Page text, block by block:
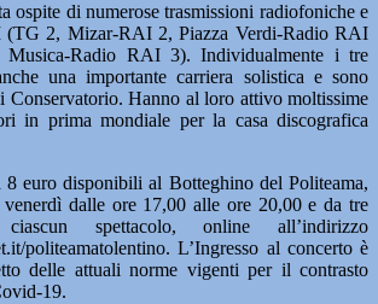
ospite di numerose trasmissioni radiofoniche e
(TG 2, Mizar-RAI 2, Piazza Verdi-Radio RAI
Radio RAI 3). Individualmente i tre
una importante carriera solistica e sono
Conservatorio. Hanno al loro attivo moltissime
in prima mondiale per la casa discografica
euro disponibili al Botteghino del Politeama,
dalle ore 17,00 alle ore 20,00 e da tre
spettacolo, online all’indirizzo
politeamatolentino. L’Ingresso al concerto è
delle attuali norme vigenti per il contrasto
19.